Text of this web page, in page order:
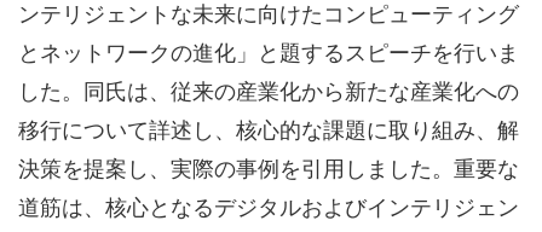
ンテリジェントな未来に向けたコンピューティング
とネットワークの進化」と題するスピーチを行いま
した。同氏は、従来の産業化から新たな産業化への
移行について詳述し、核心的な課題に取り組み、解
決策を提案し、実際の事例を引用しました。重要な
道筋は、核心となるデジタルおよびインテリジェン